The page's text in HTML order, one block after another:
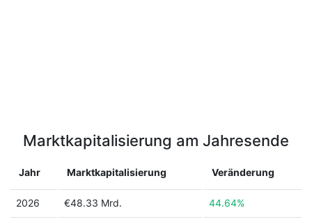
Marktkapitalisierung am Jahresende
Jahr Marktkapitalisierung Veränderung
2026 €48.33 Mrd. 44.64%